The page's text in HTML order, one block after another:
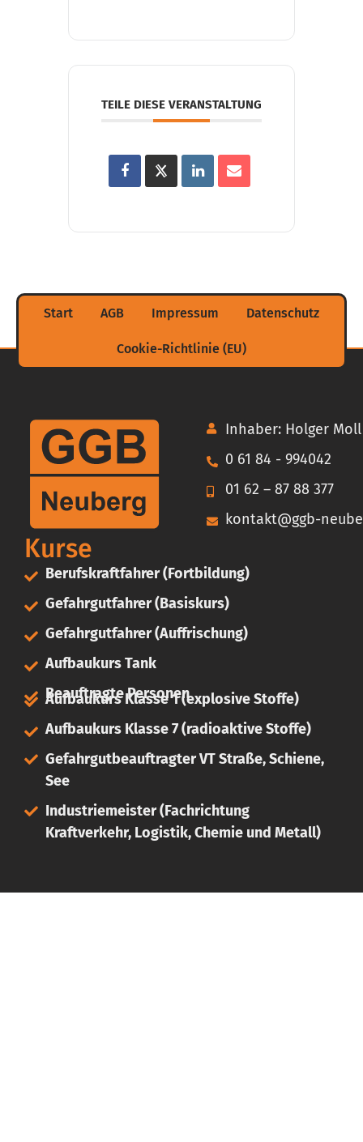
TEILE DIESE VERANSTALTUNG
Start AGB Impressum Datenschutz
Cookie-Richtlinie (EU)
Inhaber: Holger Moll
0 61 84 - 994042
01 62 – 87 88 377
kontakt@ggb-
Kurse
Berufskraftfahrer (Fortbildung)
Gefahrgutfahrer (Basiskurs)
Gefahrgutfahrer (Auffrischung)
Aufbaukurs Tank
Beauftragte Personen
Aufbaukurs Klasse 1 (explosive Stoffe)
Aufbaukurs Klasse 7 (radioaktive Stoffe)
Gefahrgutbeauftragter VT Straße, Schiene,
See
Industriemeister (Fachrichtung
Kraftverkehr, Logistik, Chemie und Metall)